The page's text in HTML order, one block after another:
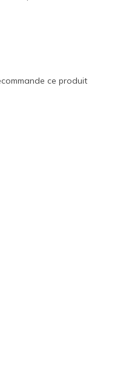
Shoes
ce produit